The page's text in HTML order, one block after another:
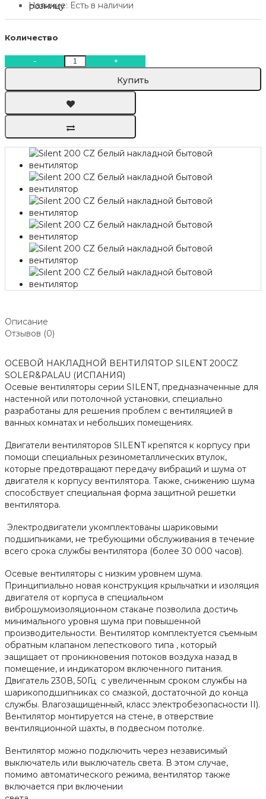
Наличие: Есть в наличии
Количество
-
+
Купить
Описание
Отзывов (0)
ОСЕВОЙ НАКЛАДНОЙ ВЕНТИЛЯТОР SILENT 200CZ
SOLER&PALAU (ИСПАНИЯ)
Осевые вентиляторы серии SILENT, предназначенные для
настенной или потолочной установки, специально
разработаны для решения проблем с вентиляцией в
ванных комнатах и небольших помещениях.
Двигатели вентиляторов SILENT крепятся к корпусу при
помощи специальных резинометаллических втулок,
которые предотвращают передачу вибраций и шума от
двигателя к корпусу вентилятора. Также, снижению шума
способствует специальная форма защитной решетки
вентилятора.
Электродвигатели укомплектованы шариковыми
подшипниками, не требующими обслуживания в течение
всего срока службы вентилятора (более 30 000 часов).
Осевые вентиляторы с низким уровнем шума.
Принципиально новая конструкция крыльчатки и изоляция
двигателя от корпуса в специальном
виброшумоизоляционном стакане позволила достичь
минимального уровня шума при повышенной
производительности. Вентилятор комплектуется съемным
обратным клапаном лепесткового типа , который
защищает от проникновения потоков воздуха назад в
помещение, и индикатором включенного питания.
Двигатель 230В, 50Гц с увеличенным сроком службы на
шарикоподшипниках со смазкой, достаточной до конца
службы. Влагозащищенный, класс электробезопасности II).
Вентилятор монтируется на стене, в отверствие
вентиляционной шахты, в подвесном потолке.
Вентилятор можно подключить через независимый
выключатель или выключатель света. В этом случае,
помимо автоматического режима, вентилятор также
включается при включении